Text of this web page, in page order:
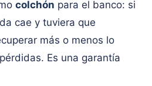
colchón para el banco: si
cae y tuviera que
más o menos lo
Es una garantía